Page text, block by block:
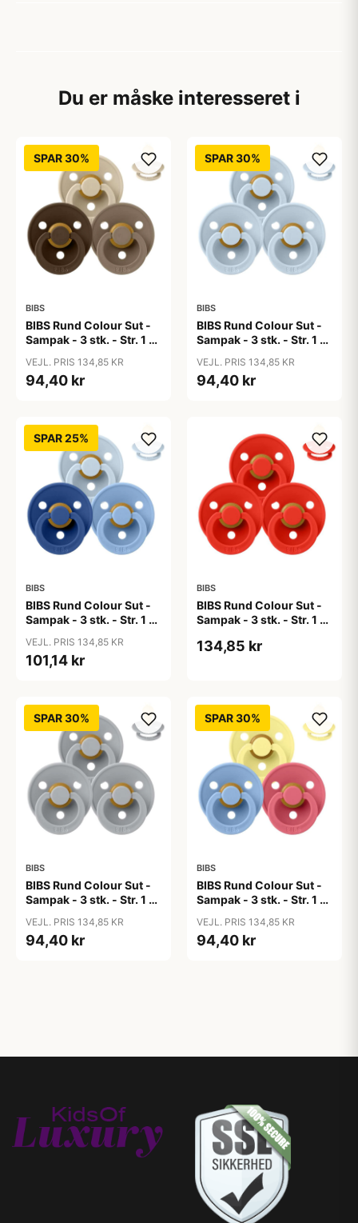
Du er måske interesseret i
SPAR 30%
BIBS
BIBS Rund Colour Sut -
Sampak - 3 stk. - Str. 1 -
VEJL. PRIS 134,85 KR
94,40 kr
SPAR 30%
BIBS
BIBS Rund Colour Sut -
Sampak - 3 stk. - Str. 1 -
VEJL. PRIS 134,85 KR
94,40 kr
SPAR 25%
BIBS
BIBS Rund Colour Sut -
Sampak - 3 stk. - Str. 1 -
VEJL. PRIS 134,85 KR
101,14 kr
BIBS
BIBS Rund Colour Sut -
Sampak - 3 stk. - Str. 1 -
134,85 kr
SPAR 30%
BIBS
BIBS Rund Colour Sut -
Sampak - 3 stk. - Str. 1 -
VEJL. PRIS 134,85 KR
94,40 kr
SPAR 30%
BIBS
BIBS Rund Colour Sut -
Sampak - 3 stk. - Str. 1 -
VEJL. PRIS 134,85 KR
94,40 kr